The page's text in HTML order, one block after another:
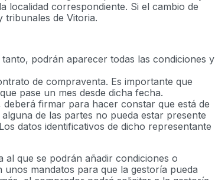
localidad correspondiente. Si el cambio de
tribunales de Vitoria.
podrán aparecer todas las condiciones y
de compraventa. Es importante que
pase un mes desde dicha fecha.
firmar para hacer constar que está de
de las partes no pueda estar presente
datos identificativos de dicho representante
que se podrán añadir condiciones o
mandatos para que la gestoría pueda